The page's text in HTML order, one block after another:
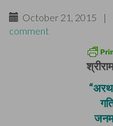
October 21, 2015 |
comment
जनम